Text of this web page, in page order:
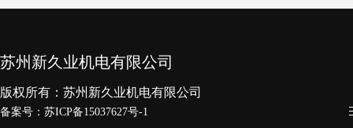
苏州新久业机电有限公司
版权所有：苏州新久业机电有限公司
备案号： 苏ICP备15037627号-1